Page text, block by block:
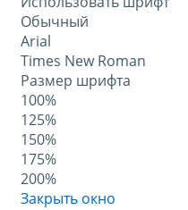
Обычный
Arial
Times New Roman
Размер шрифта
100%
125%
150%
175%
200%
Закрыть окно